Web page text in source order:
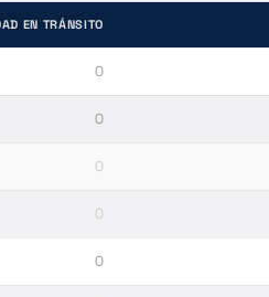
EN TRÁNSITO
0
0
0
0
0